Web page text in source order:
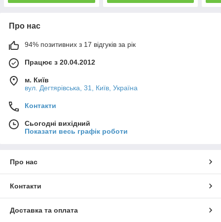
Про нас
94% позитивних з 17 відгуків за рік
Працює з 20.04.2012
м. Київ
вул. Дегтярівська, 31, Київ, Україна
Контакти
Сьогодні вихідний
Показати весь графік роботи
Про нас
Контакти
Доставка та оплата